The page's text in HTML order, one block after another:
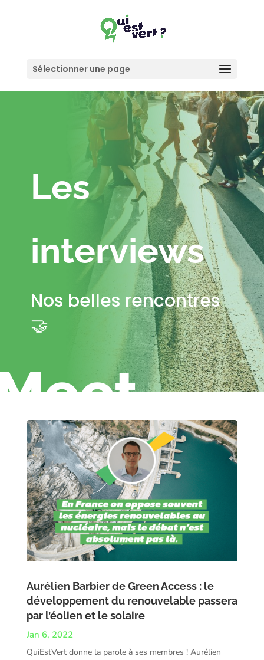
Sélectionner une page
Les
interviews
Nos belles rencontres
🤝
Aurélien Barbier de Green Access : le
développement du renouvelable passera
par l’éolien et le solaire
Jan 6, 2022
QuiEstVert donne la parole à ses membres ! Aurélien